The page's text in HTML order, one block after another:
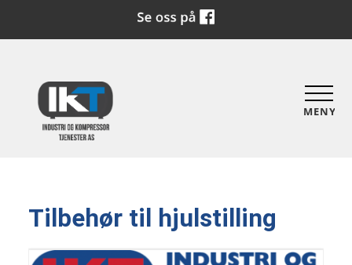
MENY
Tilbehør til hjulstilling